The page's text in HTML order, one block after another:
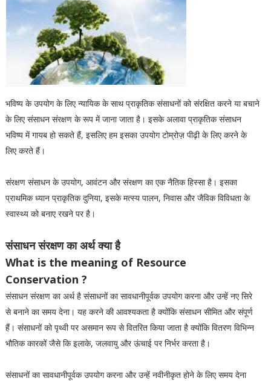
भविष्य के उपयोग के लिए न्यायिक के साथ प्राकृतिक संसाधनों को संरक्षित करने या बचाने
के लिए संसाधन संरक्षण के रूप में जाना जाता है। इसके अलावा प्राकृतिक संसाधन
भविष्य में गायब हो सकते हैं, इसलिए हम इसका उपयोग टोम्रोज़ पीढ़ी के लिए करने के
लिए करते हैं।
संरक्षण संसाधन के उपयोग, आवंटन और संरक्षण का एक नैतिक हिस्सा है। इसका
प्राथमिक ध्यान प्राकृतिक दुनिया, इसके मत्स्य पालन, निवास और जैविक विविधता के
स्वास्थ्य को बनाए रखने पर है।
संसाधन संरक्षण का अर्थ क्या है
What is the meaning of Resource
Conservation ?
संसाधन संरक्षण का अर्थ है संसाधनों का सावधानीपूर्वक उपयोग करना और उन्हें नए सिरे
से बनाने का समय देना। यह करने की आवश्यकता है क्योंकि संसाधन सीमित और संपूर्ण
हैं। संसाधनों को पृथ्वी पर असमान रूप से वितरित किया जाता है क्योंकि वितरण विभिन्न
भौतिक कारकों जैसे कि इलाके, जलवायु और ऊंचाई पर निर्भर करता है।
संसाधनों का सावधानीपूर्वक उपयोग करना और उन्हें नवीनीकृत होने के लिए समय देना